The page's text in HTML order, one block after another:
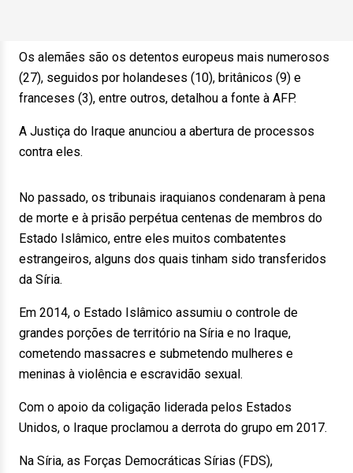
Os alemães são os detentos europeus mais numerosos
(27), seguidos por holandeses (10), britânicos (9) e
franceses (3), entre outros, detalhou a fonte à AFP.
A Justiça do Iraque anunciou a abertura de processos
contra eles.
No passado, os tribunais iraquianos condenaram à pena
de morte e à prisão perpétua centenas de membros do
Estado Islâmico, entre eles muitos combatentes
estrangeiros, alguns dos quais tinham sido transferidos
da Síria.
Em 2014, o Estado Islâmico assumiu o controle de
grandes porções de território na Síria e no Iraque,
cometendo massacres e submetendo mulheres e
meninas à violência e escravidão sexual.
Com o apoio da coligação liderada pelos Estados
Unidos, o Iraque proclamou a derrota do grupo em 2017.
Na Síria, as Forças Democráticas Sírias (FDS),